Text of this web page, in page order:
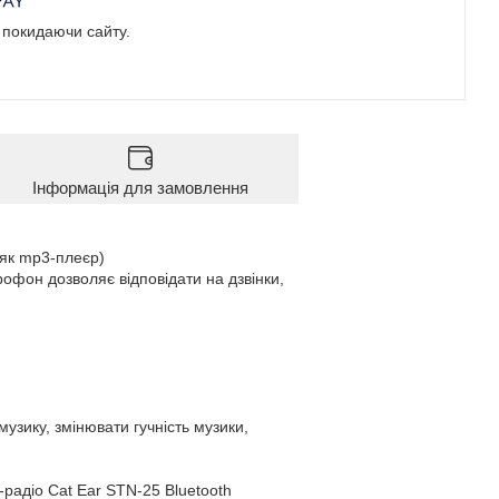
сайту.
Інформація для замовлення
mp3-плеєр)
дозволяє відповідати на дзвінки,
змінювати гучність музики,
радіо Cat Ear STN-25 Bluetooth